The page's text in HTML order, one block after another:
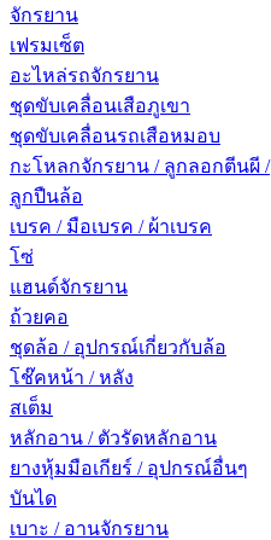
จักรยาน
เฟรมเซ็ต
อะไหล่รถจักรยาน
ชุดขับเคลื่อนเสือภูเขา
ชุดขับเคลื่อนรถเสือหมอบ
กะโหลกจักรยาน / ลูกลอกตีนผี /
ลูกปืนล้อ
เบรค / มือเบรค / ผ้าเบรค
โซ่
แฮนด์จักรยาน
ถ้วยคอ
ชุดล้อ / อุปกรณ์เกี่ยวกับล้อ
โช๊คหน้า / หลัง
สเต็ม
หลักอาน / ตัวรัดหลักอาน
ยางหุ้มมือเกียร์ / อุปกรณ์อื่นๆ
บันได
เบาะ / อานจักรยาน